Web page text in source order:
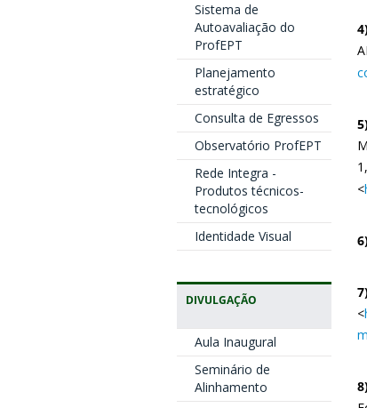
Sistema de
Autoavaliação do
ProfEPT
Planejamento
estratégico
Consulta de Egressos
Observatório ProfEPT
Rede Integra -
Produtos técnicos-
tecnológicos
Identidade Visual
DIVULGAÇÃO
Aula Inaugural
Seminário de
Alinhamento
<
<